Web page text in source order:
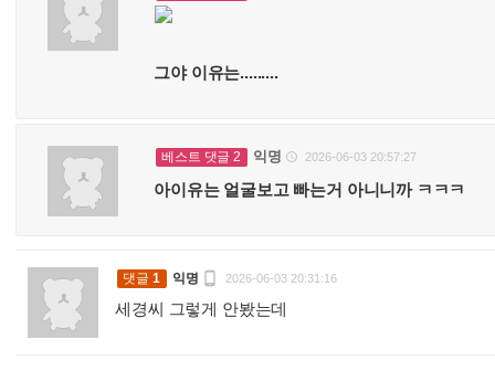
그야 이유는.........
베스트 댓글 2 익명  2026-06-03 20:57:27
아이유는 얼굴보고 빠는거 아니니까 ㅋㅋㅋ
댓글 1 익명  2026-06-03 20:31:16
세경씨 그렇게 안봤는데